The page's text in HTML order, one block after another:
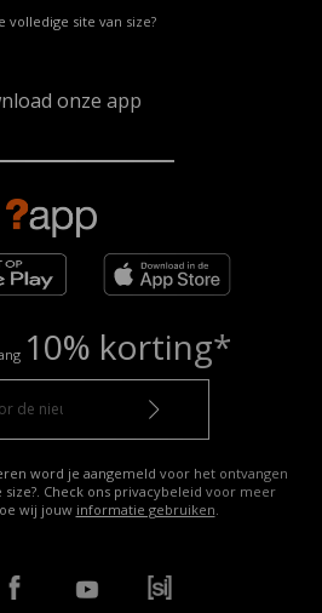
volledige site van size?
onze app
10% korting*
word je aangemeld voor het ontvangen
Check ons privacybeleid voor meer
wij jouw informatie gebruiken